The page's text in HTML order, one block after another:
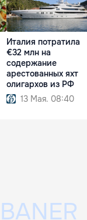
Италия потратила
€32 млн на
содержание
арестованных яхт
олигархов из РФ
13 Мая. 08:40